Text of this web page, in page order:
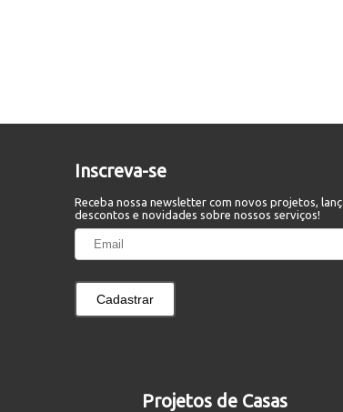
Inscreva-se
Receba nossa newsletter com novos projetos,
descontos e novidades sobre nossos serviços!
Cadastrar
Projetos de Casas